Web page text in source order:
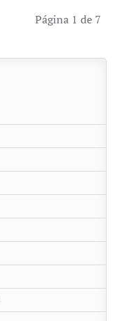
Página 1 de 7